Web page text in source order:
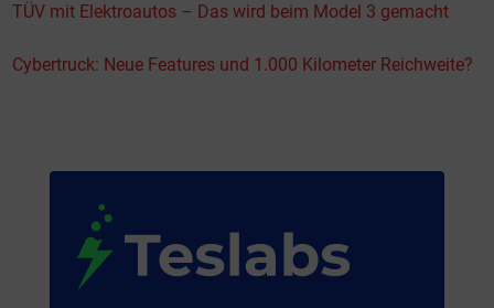
TÜV mit Elektroautos – Das wird beim Model 3 gemacht
Cybertruck: Neue Features und 1.000 Kilometer Reichweite?